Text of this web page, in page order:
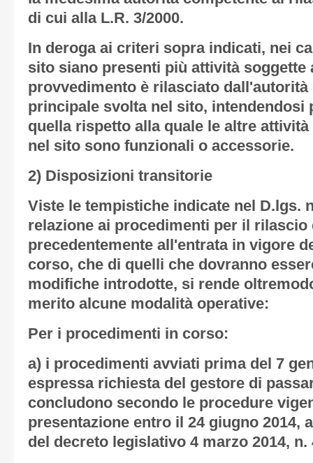
di cui alla L.R. 3/2000.
In deroga ai criteri sopra indicati, nei
sito siano presenti più attività soggette
provvedimento è rilasciato
principale svolta nel sito, intendendosi
quella rispetto alla quale le altre
nel sito sono funzionali o accessorie.
2) Disposizioni transitorie
Viste le tempistiche indicate nel D.lgs.
relazione ai procedimenti per il rilascio
precedentemente all'entrata in vigore
corso, che di quelli che dovranno
modifiche introdotte, si rende
merito alcune modalità operative:
Per i procedimenti in corso:
a) i procedimenti avviati prima del 7
espressa richiesta del gestore di
concludono secondo le procedure
presentazione entro il 24 giugno 2014,
del decreto legislativo 4 marzo 2014, n.